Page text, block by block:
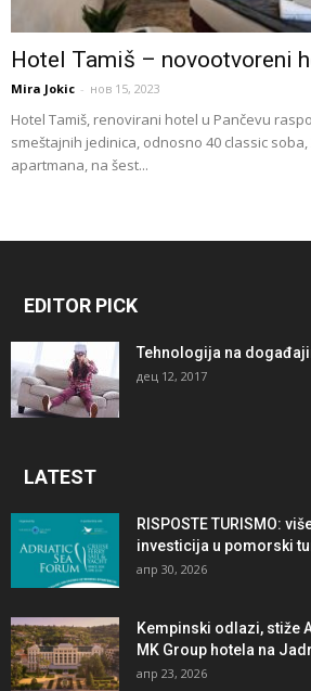
Hotel Tamiš – novootvoreni
Mira Jokic - нов 15, 2023
Hotel Tamiš, renovirani hotel u Pančevu
smeštajnih jedinica, odnosno 40 classic
apartmana, na šest...
EDITOR PICK
Tehnologija na
дец 12, 2017
LATEST
RISPOSTE TURISMO:
investicija u pomorski
апр 30, 2026
Kempinski odlazi, stiže
MK Group hotela na
апр 23, 2026